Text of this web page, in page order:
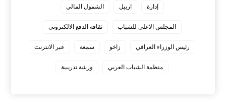
إدارة اربيل الشمول المالي
المجلس الاعلى للشباب ثقافة الدفع الالكتروني
رئيس الوزراء العراقي زاخو سمعة عبر الانترنت
منظمة الشباب العربي ورشة تدريبية